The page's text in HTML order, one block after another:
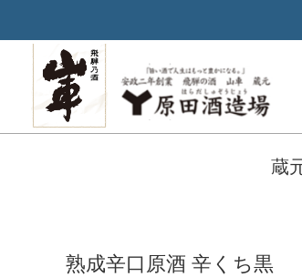
蔵
熟成辛口原酒 辛くち黒